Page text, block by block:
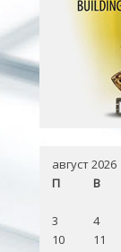
август 2026
П
В
3
4
10
11